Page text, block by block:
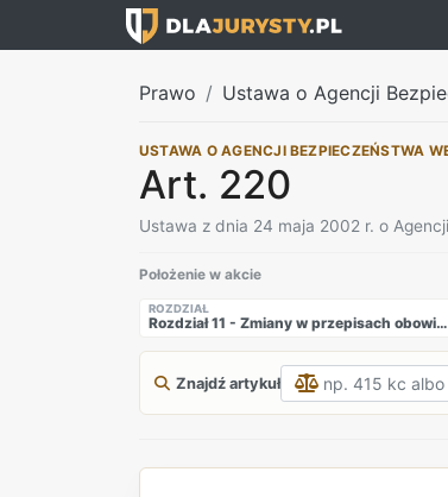
Prawo Ustawa o Agencji
USTAWA O AGENCJI BEZPIECZEŃSTWA
Art. 220
Ustawa z dnia 24 maja 2002 r. o
Położenie w akcie
ROZDZIAŁ
Rozdział 11 - Zmiany w przepisach obowiązujących
Znajdź artykuł